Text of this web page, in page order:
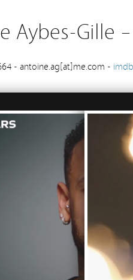
Aybes-Gille
- antoine.ag[at]me.com - imdb